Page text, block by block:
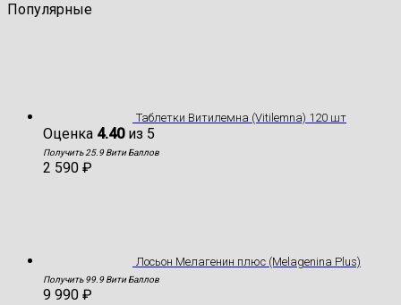
Популярные
Таблетки Витилемна (Vitilemna) 120 шт
Оценка 4.40из 5
Получить 25.9 Вити Баллов
2 590 ₽
Лосьон Мелагенин плюс (Melagenina Plus)
Получить 99.9 Вити Баллов
9 990 ₽